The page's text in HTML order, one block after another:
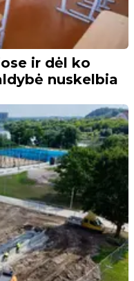
ir dėl ko
nuskelbia